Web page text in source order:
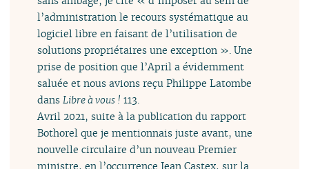
l’administration le recours systématique au
logiciel libre en faisant de l’utilisation de
solutions propriétaires une exception ». Une
prise de position que l’April a évidemment
saluée et nous avions reçu Philippe Latombe
dans Libre à vous ! 113.
Avril 2021, suite à la publication du rapport
Bothorel que je mentionnais juste avant, une
nouvelle circulaire d’un nouveau Premier
ministre, en l’occurrence Jean Castex, sur la